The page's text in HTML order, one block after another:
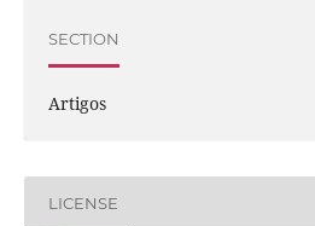
SECTION
Artigos
LICENSE